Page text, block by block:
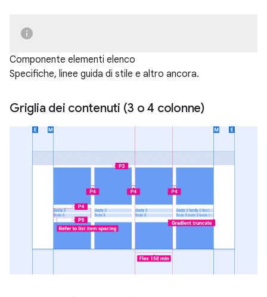
Componente elementi elenco
Specifiche, linee guida di stile e altro ancora.
Griglia dei contenuti (3 o 4 colonne)